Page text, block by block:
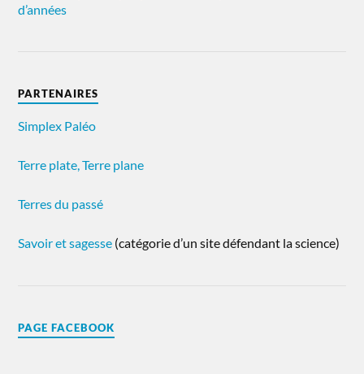
d’années
PARTENAIRES
Simplex Paléo
Terre plate, Terre plane
Terres du passé
Savoir et sagesse (catégorie d’un site défendant la science)
PAGE FACEBOOK